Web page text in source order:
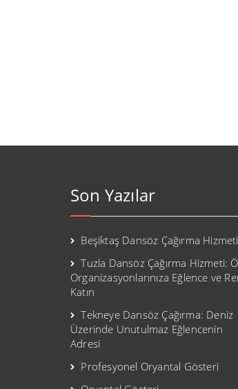
Son Yazılar
Beşiktaş Dansöz Çağırma Hizmeti
Tuzla Dansöz Çağırma Hizmeti:
Organizasyonlarınıza Eğlence ve
Katın
Tekneye Dansöz Çağırma: Deniz
Üzerinde Unutulmaz Eğlencenin
Adresi
Profesyonel Oryantal Gösteri